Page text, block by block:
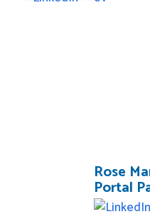
Rose
Portal